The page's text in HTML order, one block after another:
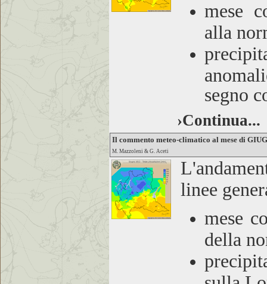
mese
alla
segno
›Continua...
Il commento meteo-climatico al mese di
M. Mazzoleni & G. Aceti
linee
mese
della